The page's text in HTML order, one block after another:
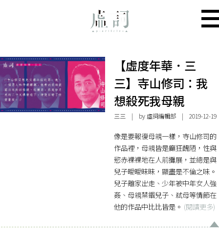
【虛度年華．三
三】寺山修司：我
想殺死我母親
三三| by 虛詞編輯部 | 2019-12-19
像是要報復母親一樣，寺山修司的
作品裡，母親皆是癲狂醜陋，性與
慾赤裸裸地在人前攤展，並總是與
兒子曖曖昧昧，顯盡是不倫之味。
兒子離家出走、少年被中年女人強
姦、母親禁錮兒子、弒母等情節在
他的作品中比比皆是。 (閱讀更多)